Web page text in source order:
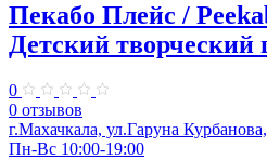
Пекабо Плейс /
Детский творческий
0
0 отзывов
г.Махачкала, ​ул.Гаруна
Пн-Вс 10:00-19:00